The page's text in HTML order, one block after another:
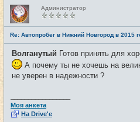
Н
е
в
с
е
т
и
Администратор
Re: Автопробег в Нижний Новгород в 2015
Волганутый Готов принять для
А почему ты не хочешь на
не уверен в надежности ?
Моя анкета
На Drive'e